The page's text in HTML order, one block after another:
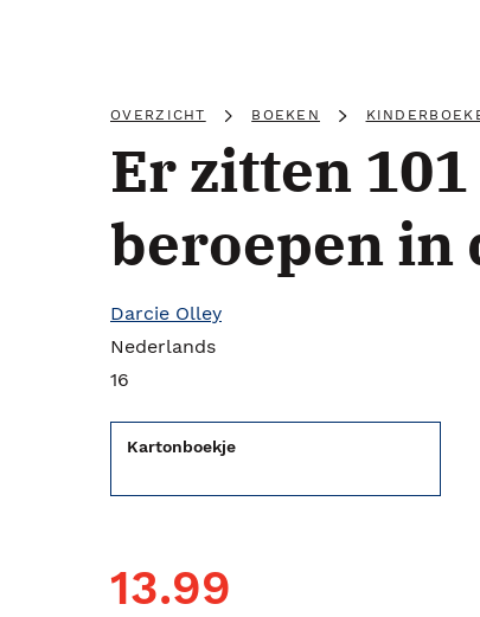
OVERZICHT BOEKEN
Er zitten 101
beroepen in
Darcie Olley
Nederlands
16
Kartonboekje
13.99